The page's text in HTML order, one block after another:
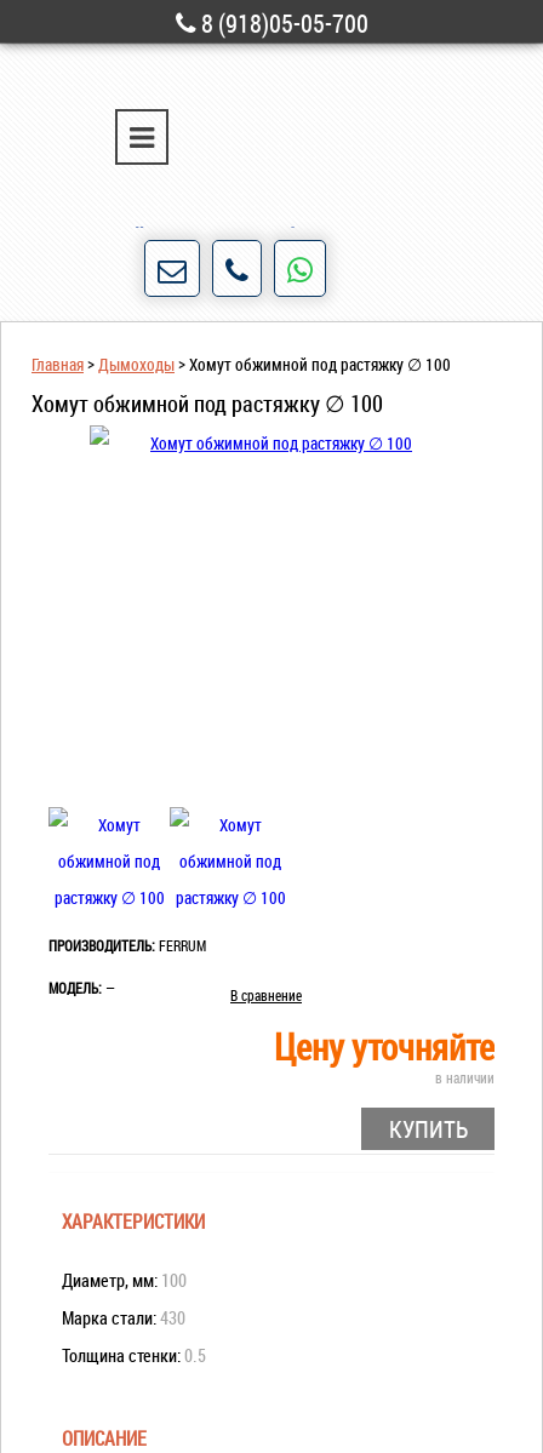
8 (918)05-05-700
г. Новороссийск ул. Свободы, д. 28
Порядочность и честность для нас не пустые
Главная>Дымоходы>Хомут обжимной под растяжку ∅ 100
Хомут обжимной под растяжку ∅ 100
ПРОИЗВОДИТЕЛЬ: FERRUM
МОДЕЛЬ: — В сравнение
Цену уточняйте
в наличии
КУПИТЬ
ХАРАКТЕРИСТИКИ
Диаметр, мм: 100
Марка стали:430
Толщина стенки:0.5
ОПИСАНИЕ